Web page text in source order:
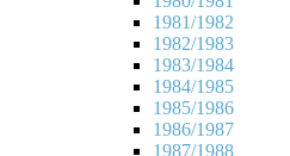
1981/1982
1982/1983
1983/1984
1984/1985
1985/1986
1986/1987
1987/1988